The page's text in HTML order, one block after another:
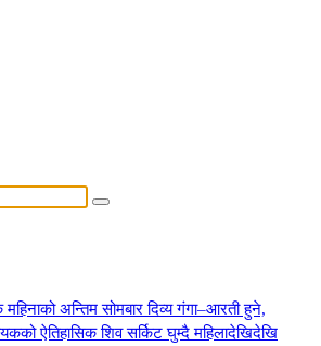
अन्तिम सोमबार दिव्य गंगा–आरती हुने,
ऐतिहासिक शिव सर्किट घुम्दै महिलादेखिदेखि